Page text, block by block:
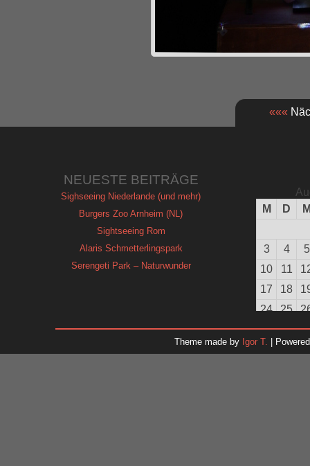
«««
NEUESTE BEITRÄGE
Sighseeing Niederlande (und mehr)
Burgers Zoo Arnheim (NL)
Sightseeing Rom
Alaris Schmetterlingspark
Serengeti Park – Naturwunder
M
D
3 4
5
10
11
17
18
24
25
31
Theme made by Igor T. |